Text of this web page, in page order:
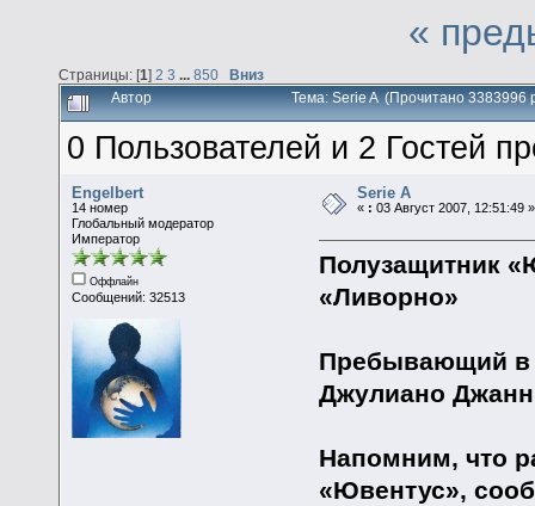
«
Страницы: [1] 2 3 850 Вниз
Автор Тема: Serie A (Прочитано 3383996
0 Пользователей и 2 Гостей
Engelbert
14 номер
Глобальный модератор
Император
Оффлайн
Сообщений: 32513
Serie A
« : 03 Август 2007, 12:51:49 »
Полузащитник
«Ливорно»
Пребывающий в
Джулиано
Напомним, что
«Ювентус»,